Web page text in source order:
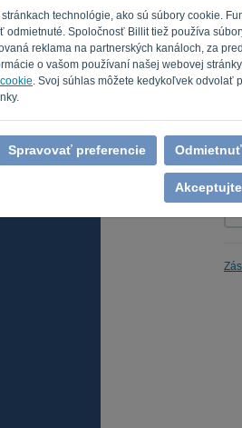
technológie, ako sú súbory cookie.
Spoločnosť Billit tiež používa
reklama na partnerských kanáloch, za
o vašom používaní našej webovej
. Svoj súhlas môžete kedykoľvek odvolať
Spravovať preferencie